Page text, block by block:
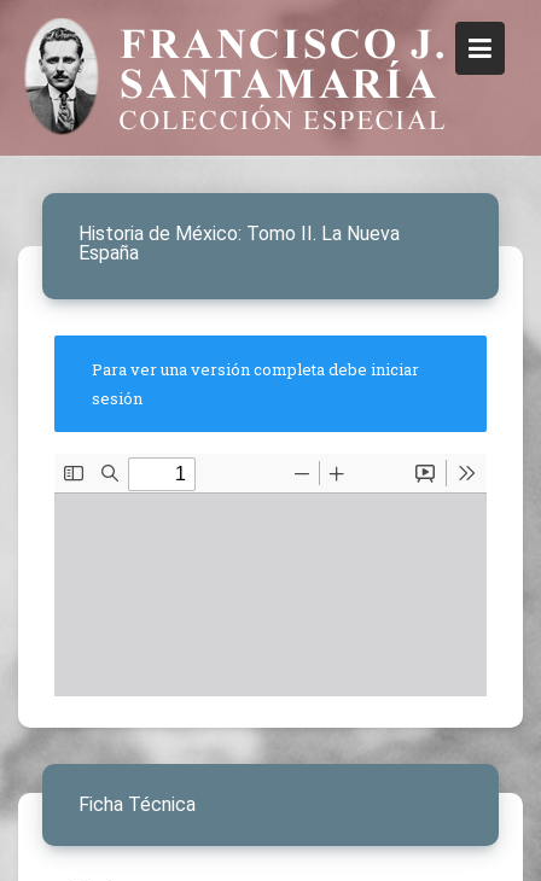
Historia de México: Tomo II. La Nueva
España
Para ver una versión completa debe iniciar
sesión
Ficha Técnica